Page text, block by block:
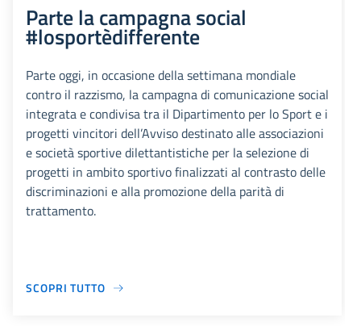
Parte la campagna social
#losportèdifferente
Parte oggi, in occasione della settimana mondiale
contro il razzismo, la campagna di comunicazione social
integrata e condivisa tra il Dipartimento per lo Sport e i
progetti vincitori dell’Avviso destinato alle associazioni
e società sportive dilettantistiche per la selezione di
progetti in ambito sportivo finalizzati al contrasto delle
discriminazioni e alla promozione della parità di
trattamento.
SCOPRI TUTTO